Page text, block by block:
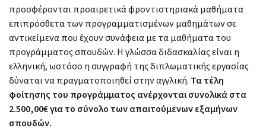
προσφέρονται προαιρετικά φροντιστηριακά μαθήματα
επιπρόσθετα των προγραμματισμένων μαθημάτων σε
αντικείμενα που έχουν συνάφεια με τα μαθήματα του
προγράμματος σπουδών. Η γλώσσα διδασκαλίας είναι η
ελληνική, ωστόσο η συγγραφή της διπλωματικής εργασίας
δύναται να πραγματοποιηθεί στην αγγλική. Τα τέλη
φοίτησης του προγράμματος ανέρχονται συνολικά στα
2.500,00€ για το σύνολο των απαιτούμενων εξαμήνων
σπουδών.